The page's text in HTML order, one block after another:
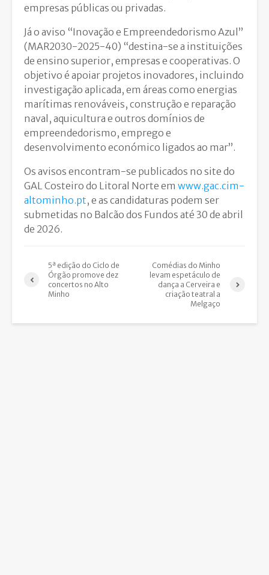
empresas públicas ou privadas.
Já o aviso “Inovação e Empreendedorismo Azul”
(MAR2030-2025-40) “destina-se a instituições
de ensino superior, empresas e cooperativas. O
objetivo é apoiar projetos inovadores, incluindo
investigação aplicada, em áreas como energias
marítimas renováveis, construção e reparação
naval, aquicultura e outros domínios de
empreendedorismo, emprego e
desenvolvimento económico ligados ao mar”.
Os avisos encontram-se publicados no site do
GAL Costeiro do Litoral Norte em www.gac.cim-
altominho.pt, e as candidaturas podem ser
submetidas no Balcão dos Fundos até 30 de abril
de 2026.
5ª edição do Ciclo de
Órgão promove dez
concertos no Alto
Minho
Comédias do Minho
levam espetáculo de
dança a Cerveira e
criação teatral a
Melgaço